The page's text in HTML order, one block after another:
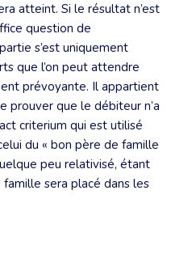
atteint. Si le résultat n’est
question de
s’est uniquement
que l’on peut attendre
prévoyante. Il appartient
prouver que le débiteur n’a
criterium qui est utilisé
du « bon père de famille
peu relativisé, étant
sera placé dans les